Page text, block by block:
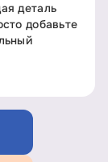
деталь
добавьте